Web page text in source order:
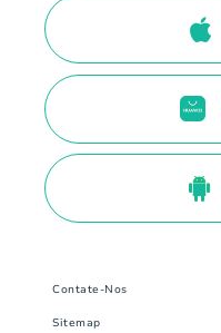
Contate-Nos
Sitemap